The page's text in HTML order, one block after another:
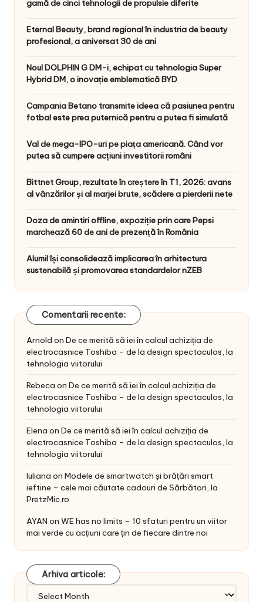
gamă de cinci tehnologii de propulsie diferite
Eternal Beauty, brand regional în industria de beauty
profesional, a aniversat 30 de ani
Noul DOLPHIN G DM-i, echipat cu tehnologia Super
Hybrid DM, o inovație emblematică BYD
Campania Betano transmite ideea că pasiunea pentru
fotbal este prea puternică pentru a putea fi simulată
Val de mega-IPO-uri pe piața americană. Când vor
putea să cumpere acțiuni investitorii români
Bittnet Group, rezultate în creștere în T1, 2026: avans
al vânzărilor și al marjei brute, scădere a pierderii nete
Doza de amintiri offline, expoziție prin care Pepsi
marchează 60 de ani de prezență în România
Alumil își consolidează implicarea în arhitectura
sustenabilă și promovarea standardelor nZEB
Comentarii recente:
Arnold on De ce merită să iei în calcul achiziția de
electrocasnice Toshiba – de la design spectaculos, la
tehnologia viitorului
Rebeca on De ce merită să iei în calcul achiziția de
electrocasnice Toshiba – de la design spectaculos, la
tehnologia viitorului
Elena on De ce merită să iei în calcul achiziția de
electrocasnice Toshiba – de la design spectaculos, la
tehnologia viitorului
Iuliana on Modele de smartwatch și brățări smart
ieftine – cele mai căutate cadouri de Sărbători, la
PretzMic.ro
AYAN on WE has no limits – 10 sfaturi pentru un viitor
mai verde cu acțiuni care țin de fiecare dintre noi
Arhiva articole: